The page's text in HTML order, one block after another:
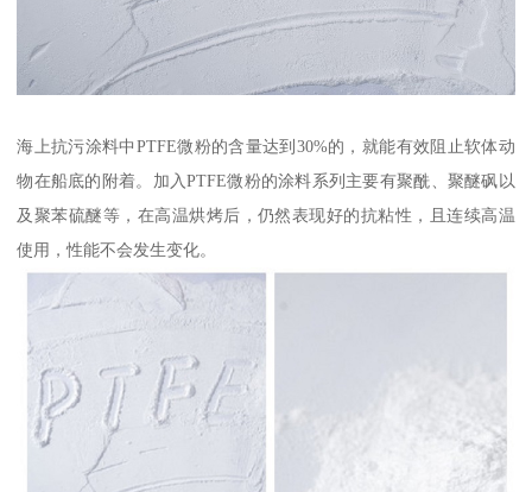
海上抗污涂料中PTFE微粉的含量达到30%的，就能有效阻止软体动
物在船底的附着。加入PTFE微粉的涂料系列主要有聚酰、聚醚砜以
及聚苯硫醚等，在高温烘烤后，仍然表现好的抗粘性，且连续高温
使用，性能不会发生变化。